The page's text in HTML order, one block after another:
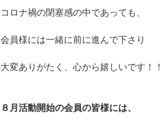
コロナ禍の閉塞感の中であっても、
会員様には一緒に前に進んで下さり
大変ありがたく、心から嬉しいです！！
８月活動開始の会員の皆様には、